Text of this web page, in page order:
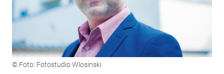
© Foto: Fotostudio Wlosinski